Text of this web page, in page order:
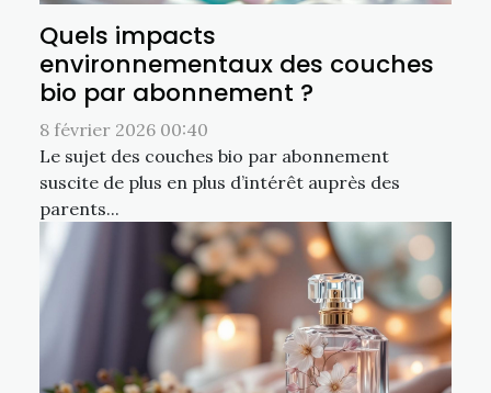
Quels impacts
environnementaux des couches
bio par abonnement ?
8 février 2026 00:40
Le sujet des couches bio par abonnement
suscite de plus en plus d’intérêt auprès des
parents...